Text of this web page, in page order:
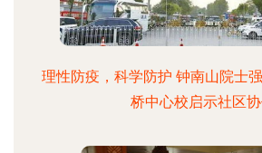
理性防疫，科学防护 钟南山院士
桥中心校启示社区